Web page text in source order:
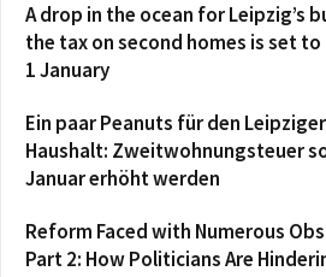
A drop in the ocean for Leipzig’s
the tax on second homes is set
1 January
Ein paar Peanuts für den Leipziger
Haushalt: Zweitwohnungsteuer
Januar erhöht werden
Reform Faced with Numerous
Part 2: How Politicians Are